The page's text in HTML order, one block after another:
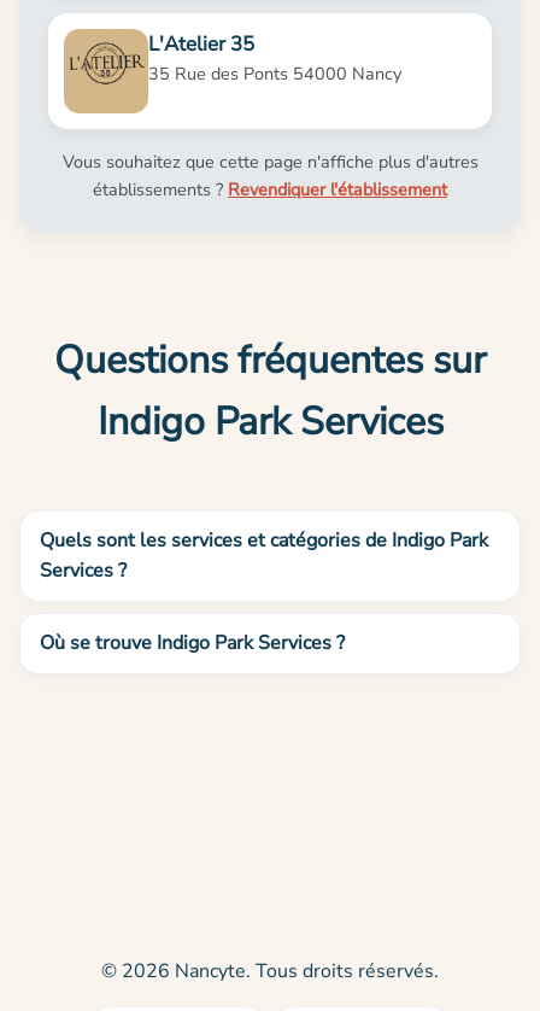
L'Atelier 35
35 Rue des Ponts 54000 Nancy
Vous souhaitez que cette page n'affiche plus d'autres
établissements ? Revendiquer l'établissement
Questions fréquentes sur
Indigo Park Services
Quels sont les services et catégories de Indigo Park
Services ?
Où se trouve Indigo Park Services ?
© 2026 Nancyte. Tous droits réservés.